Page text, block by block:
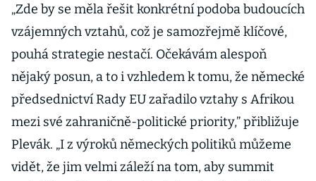
„Zde by se měla řešit konkrétní podoba budoucích
vzájemných vztahů, což je samozřejmě klíčové,
pouhá strategie nestačí. Očekávám alespoň
nějaký posun, a to i vzhledem k tomu, že německé
předsednictví Rady EU zařadilo vztahy s Afrikou
mezi své zahraničně-politické priority,” přibližuje
Plevák. „I z výroků německých politiků můžeme
vidět, že jim velmi záleží na tom, aby summit